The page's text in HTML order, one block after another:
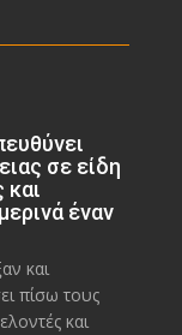
σε είδη
και
έναν
και
πίσω τους
και